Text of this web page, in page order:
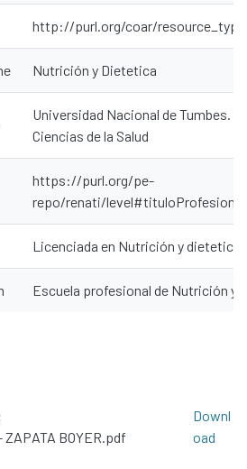
http://purl.org/coar/
Nutrición y Dietetica
Universidad Nacional de Tumbes.
Ciencias de la Salud
https://purl.org/pe-
repo/renati/level#tituloProfesional
Licenciada en Nutrición y dietetica
Escuela profesional de Nutrición y
ZAPATA BOYER.pdf
Downl
oad